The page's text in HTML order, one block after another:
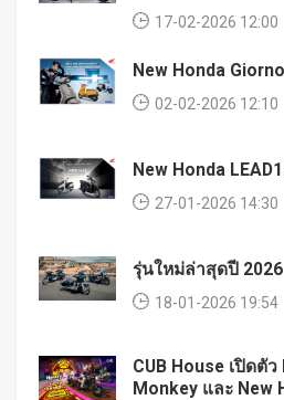
17-02-2026 12:00
New Honda
02-02-2026 12:10
New Honda
27-01-2026 14:30
รุ่นใหม่ล่าสุดปี 2026
18-01-2026 19:54
CUB House เปิดตัว
Monkey และ New